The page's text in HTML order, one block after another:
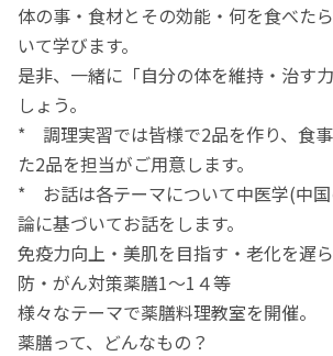
体の事・食材とその効能・何を食べた
いて学びます。
是非、一緒に「自分の体を維持・治す
しょう。
* 調理実習では皆様で2品を作り、食
た2品を担当がご用意します。
* お話は各テーマについて中医学(中
論に基づいてお話をします。
免疫力向上・美肌を目指す・老化を遅
防・がん対策薬膳1～1４等
様々なテーマで薬膳料理教室を開催。
薬膳って、どんなもの？